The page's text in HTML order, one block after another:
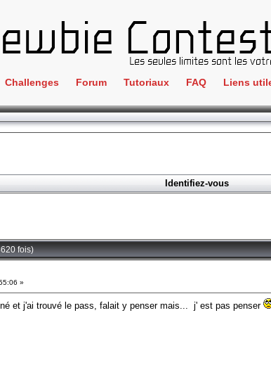
Challenges
Crackme
ClientSide
Forensics
Programmation
Wargame
Tous les challenges
Forum Tutoriaux FAQ Liens
IRC
Identifiez-vous
fois)
»
et j'ai trouvé le pass, falait y penser mais... j' est pas penser